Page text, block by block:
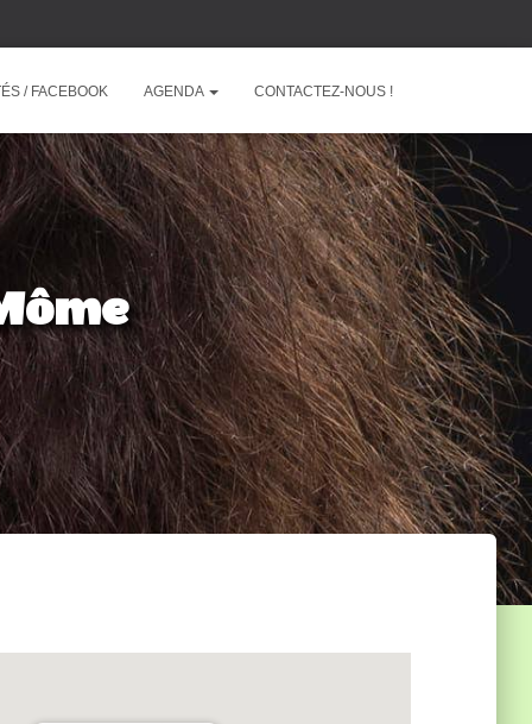
/ FACEBOOK AGENDA CONTACTEZ-NOUS !